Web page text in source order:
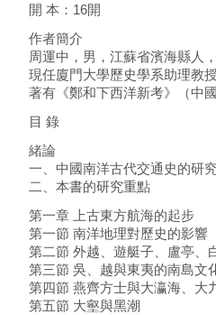
開 本：16開
作者簡介
周運中，男，江蘇省濱海縣人
現任廈門大學歷史學系助理教
著有《鄭和下西洋新考》（中
目 錄
緒論
一、中國南洋古代交通史的研
二、本書的研究重點
第一章 上古東方航海的起步
第一節 南洋地理對歷史的影響
第二節 外越、遊艇子、盧亭、
第三節 吳、越與東夷的南島文
第四節 燕齊方士與大瀛海、大
第五節 大壑與黑潮